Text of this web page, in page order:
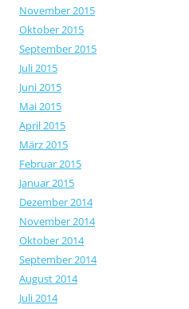
November 2015
Oktober 2015
September 2015
Juli 2015
Juni 2015
Mai 2015
April 2015
März 2015
Februar 2015
Januar 2015
Dezember 2014
November 2014
Oktober 2014
September 2014
August 2014
Juli 2014